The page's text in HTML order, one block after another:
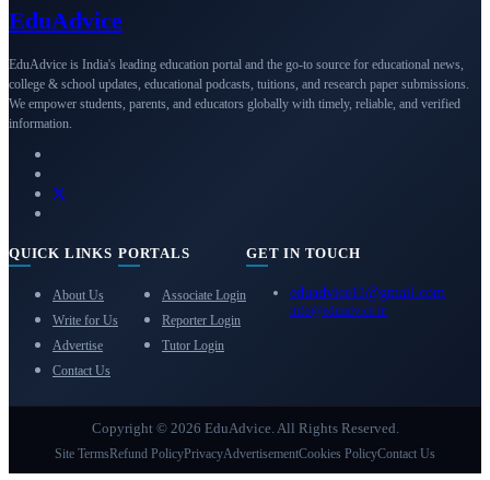
EduAdvice
EduAdvice is India's leading education portal and the go-to source for educational news,
college & school updates, educational podcasts, tuitions, and research paper submissions.
We empower students, parents, and educators globally with timely, reliable, and verified
information.
QUICK LINKS
About Us
Write for Us
Advertise
Contact Us
PORTALS
Associate Login
Reporter Login
Tutor Login
GET IN TOUCH
eduadvice11@gmail.com
info@eduadvice.in
Copyright © 2026 EduAdvice. All Rights Reserved.
Site TermsRefund PolicyPrivacyAdvertisementCookies PolicyContact Us